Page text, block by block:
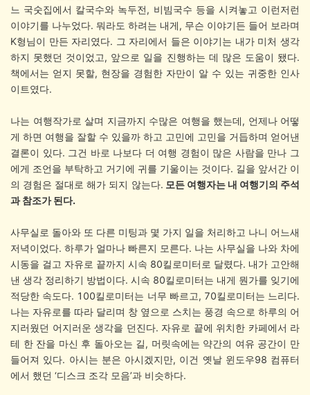
느 국숫집에서 칼국수와 녹두전, 비빔국수 등을 시켜놓고 이런저런
이야기를 나누었다. 뭐라도 하려는 내게, 무슨 이야기든 들어 보라며
K형님이 만든 자리였다. 그 자리에서 들은 이야기는 내가 미처 생각
하지 못했던 것이었고, 앞으로 일을 진행하는 데 많은 도움이 됐다.
책에서는 얻지 못할, 현장을 경험한 자만이 알 수 있는 귀중한 인사
이트였다.
나는 여행작가로 살며 지금까지 수많은 여행을 했는데, 언제나 어떻
게 하면 여행을 잘할 수 있을까 하고 고민에 고민을 거듭하며 얻어낸
결론이 있다. 그건 바로 나보다 더 여행 경험이 많은 사람을 만나 그
에게 조언을 부탁하고 거기에 귀를 기울이는 것이다. 길을 앞서간 이
의 경험은 절대로 해가 되지 않는다. 모든 여행자는 내 여행기의 주석
과 참조가 된다.
사무실로 돌아와 또 다른 미팅과 몇 가지 일을 처리하고 나니 어느새
저녁이었다. 하루가 얼마나 빠른지 모른다. 나는 사무실을 나와 차에
시동을 걸고 자유로 끝까지 시속 80킬로미터로 달렸다. 내가 고안해
낸 생각 정리하기 방법이다. 시속 80킬로미터는 내게 뭔가를 잊기에
적당한 속도다. 100킬로미터는 너무 빠르고, 70킬로미터는 느리다.
나는 자유로를 따라 달리며 창 옆으로 스치는 풍경 속으로 하루의 어
지러웠던 어지러운 생각을 던진다. 자유로 끝에 위치한 카페에서 라
테 한 잔을 마신 후 돌아오는 길, 머릿속에는 약간의 여유 공간이 만
들어져 있다. 아시는 분은 아시겠지만, 이건 옛날 윈도우98 컴퓨터
에서 했던 ‘디스크 조각 모음’과 비슷하다.